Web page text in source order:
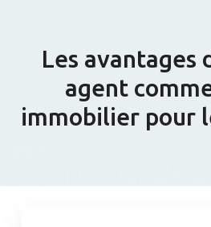
Les avantages
agent
immobilier pour